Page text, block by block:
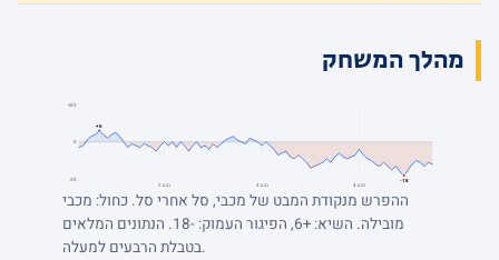
מהלך המשחק
+20
0
-20
+6
-18
רבע 2 רבע 3 רבע 4
ההפרש מנקודת המבט של מכבי, סל אחרי סל. כחול: מכבי
מובילה. השיא: +6, הפיגור העמוק: -18. הנתונים המלאים
בטבלת הרבעים למעלה.